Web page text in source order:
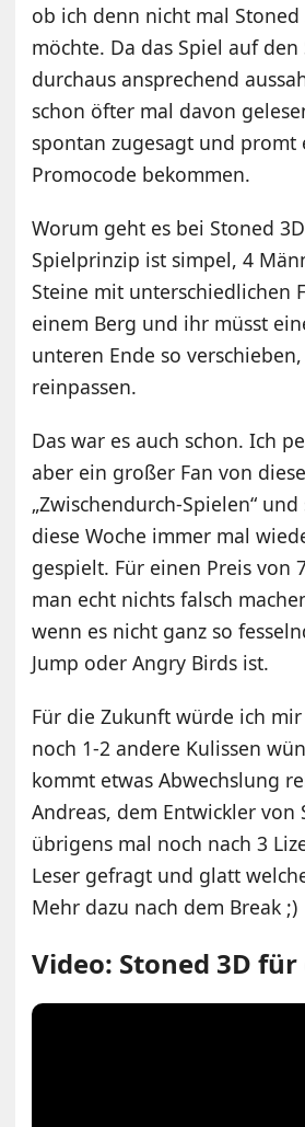
ob ich denn nicht mal
möchte. Da das Spiel auf den
durchaus ansprechend
schon öfter mal davon
spontan zugesagt und promt
Promocode bekommen.
Worum geht es bei Stoned
Spielprinzip ist simpel, 4
Steine mit unterschiedlichen
einem Berg und ihr müsst
unteren Ende so
reinpassen.
Das war es auch schon. Ich
aber ein großer Fan von
„Zwischendurch-Spielen“
diese Woche immer mal
gespielt. Für einen Preis von
man echt nichts falsch
wenn es nicht ganz so
Jump oder Angry Birds ist.
Für die Zukunft würde ich
noch 1-2 andere Kulissen
kommt etwas Abwechslung
Andreas, dem Entwickler von
übrigens mal noch nach 3
Leser gefragt und glatt
Mehr dazu nach dem Break ;)
Video: Stoned 3D